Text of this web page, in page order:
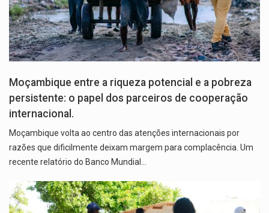
Moçambique entre a riqueza potencial e a pobreza
persistente: o papel dos parceiros de cooperação
internacional.
Moçambique volta ao centro das atenções internacionais por
razões que dificilmente deixam margem para complacência. Um
recente relatório do Banco Mundial…